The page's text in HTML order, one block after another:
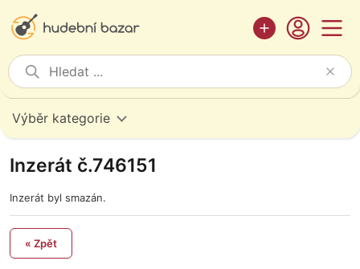
Výběr kategorie
Inzerát č.746151
Inzerát byl smazán.
« Zpět